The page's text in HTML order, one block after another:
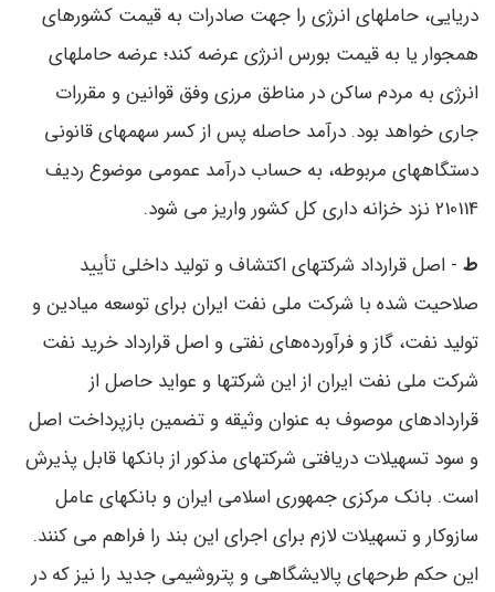
دریایی، حاملهای انرژی را جهت صادرات به قیمت کشورهای
همجوار یا به قیمت بورس انرژی عرضه کند؛ عرضه حاملهای
انرژی به مردم ساکن در مناطق مرزی وفق قوانین و مقررات
جاری خواهد بود. درآمد حاصله پس از کسر سهمهای قانونی
دستگاههای مربوطه، به حساب درآمد عمومی موضوع ردیف
210114 نزد خزانه‌ داری کل کشور واریز می‌ شود.
ط - اصل قرارداد شرکتهای اکتشاف و تولید داخلی تأیید
صلاحیت‌ شده با شرکت ملی نفت ایران برای توسعه میادین و
تولید نفت، گاز و فرآورده‌های نفتی و اصل قرارداد خرید نفت
شرکت ملی نفت ایران از این شرکتها و عواید حاصل از
قراردادهای موصوف به عنوان وثیقه و تضمین بازپرداخت اصل
و سود تسهیلات دریافتی شرکتهای مذکور از بانکها قابل پذیرش
است. بانک مرکزی جمهوری اسلامی ایران و بانکهای عامل
سازوکار و تسهیلات لازم برای اجرای این بند را فراهم می ‌کنند.
این حکم طرحهای پالایشگاهی و پتروشیمی جدید را نیز که در